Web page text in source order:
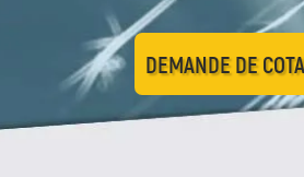
DEMANDE DE